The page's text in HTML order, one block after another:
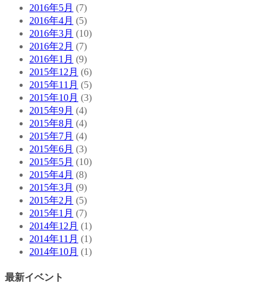
2016年5月 (7)
2016年4月 (5)
2016年3月 (10)
2016年2月 (7)
2016年1月 (9)
2015年12月 (6)
2015年11月 (5)
2015年10月 (3)
2015年9月 (4)
2015年8月 (4)
2015年7月 (4)
2015年6月 (3)
2015年5月 (10)
2015年4月 (8)
2015年3月 (9)
2015年2月 (5)
2015年1月 (7)
2014年12月 (1)
2014年11月 (1)
2014年10月 (1)
最新イベント